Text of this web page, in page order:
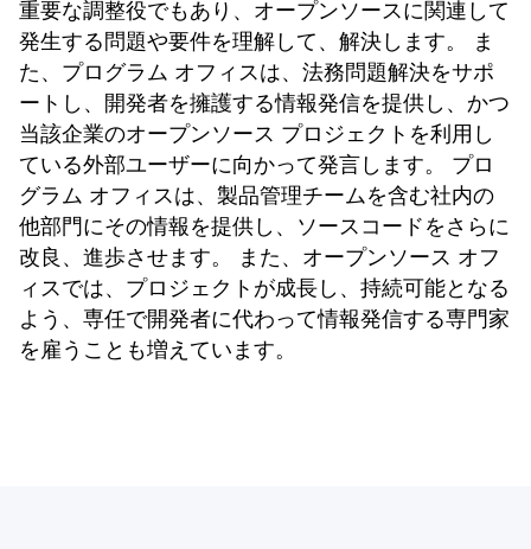
重要な調整役でもあり、オープンソースに関連して
発生する問題や要件を理解して、解決します。 ま
た、プログラム オフィスは、法務問題解決をサポ
ートし、開発者を擁護する情報発信を提供し、かつ
当該企業のオープンソース プロジェクトを利用し
ている外部ユーザーに向かって発言します。 プロ
グラム オフィスは、製品管理チームを含む社内の
他部門にその情報を提供し、ソースコードをさらに
改良、進歩させます。 また、オープンソース オフ
ィスでは、プロジェクトが成長し、持続可能となる
よう、専任で開発者に代わって情報発信する専門家
を雇うことも増えています。